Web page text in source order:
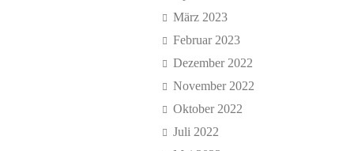
März 2023
Februar 2023
Dezember 2022
November 2022
Oktober 2022
Juli 2022